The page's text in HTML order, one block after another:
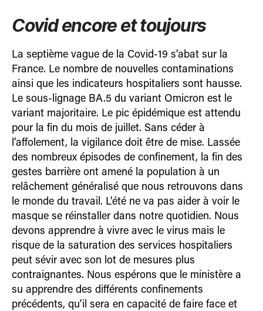
Covid encore et toujours
La septième vague de la Covid-19 s’abat sur la
France. Le nombre de nouvelles contaminations
ainsi que les indicateurs hospitaliers sont hausse.
Le sous-lignage BA.5 du variant Omicron est le
variant majoritaire. Le pic épidémique est attendu
pour la fin du mois de juillet. Sans céder à
l’affolement, la vigilance doit être de mise. Lassée
des nombreux épi­sodes de confinement, la fin des
gestes barrière ont amené la population à un
relâche­ment généralisé que nous retrouvons dans
le monde du travail. L’été ne va pas aider à voir le
masque se réinstaller dans notre quotidien. Nous
devons apprendre à vivre avec le virus mais le
risque de la saturation des services hospitaliers
peut sévir avec son lot de mesures plus
contraignantes. Nous espérons que le ministère a
su apprendre des différents confi­nements
précédents, qu’il sera en capacité de faire face et